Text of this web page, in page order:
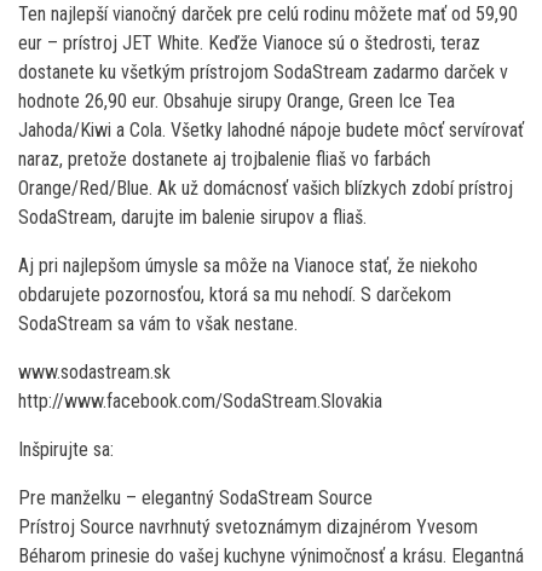
Ten najlepší vianočný darček pre celú rodinu môžete mať od 59,90
eur – prístroj JET White. Keďže Vianoce sú o štedrosti, teraz
dostanete ku všetkým prístrojom SodaStream zadarmo darček v
hodnote 26,90 eur. Obsahuje sirupy Orange, Green Ice Tea
Jahoda/Kiwi a Cola. Všetky lahodné nápoje budete môcť servírovať
naraz, pretože dostanete aj trojbalenie fliaš vo farbách
Orange/Red/Blue. Ak už domácnosť vašich blízkych zdobí prístroj
SodaStream, darujte im balenie sirupov a fliaš.
Aj pri najlepšom úmysle sa môže na Vianoce stať, že niekoho
obdarujete pozornosťou, ktorá sa mu nehodí. S darčekom
SodaStream sa vám to však nestane.
www.sodastream.sk
http://www.facebook.com/SodaStream.Slovakia
Inšpirujte sa:
Pre manželku – elegantný SodaStream Source
Prístroj Source navrhnutý svetoznámym dizajnérom Yvesom
Béharom prinesie do vašej kuchyne výnimočnosť a krásu. Elegantná